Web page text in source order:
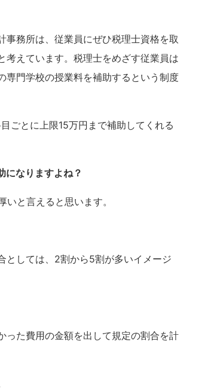
事務所は、従業員にぜひ税理士資格を取
考えています。税理士をめざす従業員は
専門学校の授業料を補助するという制度
ごとに上限15万円まで補助してくれる
になりますよね？
と言えると思います。
としては、2割から5割が多いイメージ
った費用の金額を出して規定の割合を計